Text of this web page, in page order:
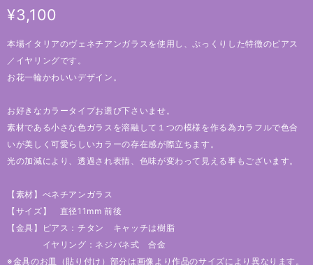
¥3,100
本場イタリアのヴェネチアンガラスを使用し、ぷっくりした特徴のピアス
／イヤリングです。
お花一輪かわいいデザイン。
お好きなカラータイプお選び下さいませ。
素材である小さな色ガラスを溶融して１つの模様を作る為カラフルで色合
いが美しく可愛らしいカラーの存在感が際立ちます。
光の加減により、透過され表情、色味が変わって見える事もございます。
【素材】べネチアンガラス
【サイズ】 直径11mm 前後
【金具】ピアス：チタン キャッチは樹脂
イヤリング：ネジバネ式 合金
※金具のお皿（貼り付け）部分は画像より作品のサイズにより異なります。